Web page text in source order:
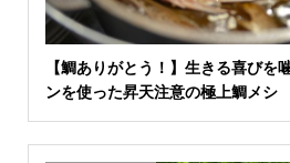
【鯛ありがとう！】生きる喜びを
ンを使った昇天注意の極上鯛メシ